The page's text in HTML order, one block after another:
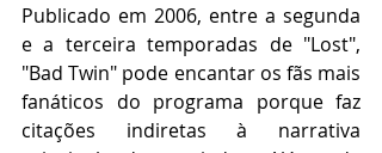
Publicado em 2006, entre a segunda
e a terceira temporadas de "Lost",
"Bad Twin" pode encantar os fãs mais
fanáticos do programa porque faz
citações indiretas à narrativa